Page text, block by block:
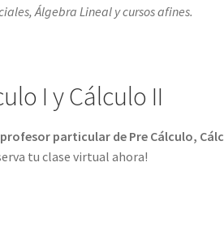
Álgebra Lineal y cursos afines.
I y Cálculo II
profesor particular de Pre Cálculo,
tu clase virtual ahora!